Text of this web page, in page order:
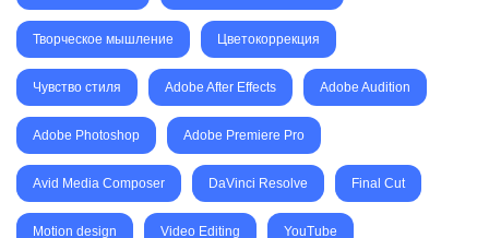
Творческое мышление Цветокоррекция
Чувство стиля Adobe After Effects Adobe Audition
Adobe Photoshop Adobe Premiere Pro
Avid Media Composer DaVinci Resolve Final Cut
Motion design Video Editing YouTube